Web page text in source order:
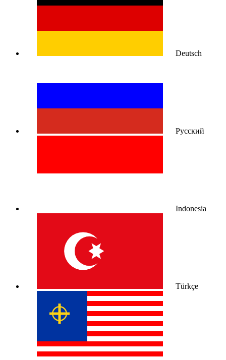
Deutsch
Русский
Indonesia
Türkçe